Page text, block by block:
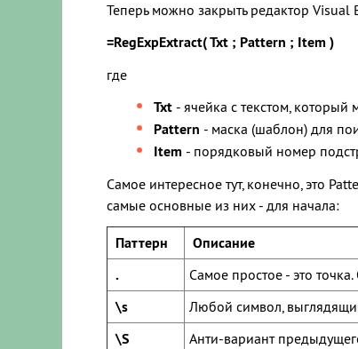
Теперь можно закрыть редактор
=RegExpExtract( Txt ; Pattern ; Item )
где
Txt - ячейка с текстом,
Pattern - маска (шаблон) для
Item - порядковый номер
Самое интересное тут, конечно, это
самые основные из них - для начала:
Паттерн
Описание
.
Самое простое - это
\s Любой символ,
\S Анти-вариант